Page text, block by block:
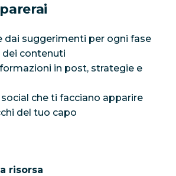
dai suggerimenti per ogni fase
dei contenuti
in post, strategie e
che ti facciano apparire
del tuo capo
risorsa